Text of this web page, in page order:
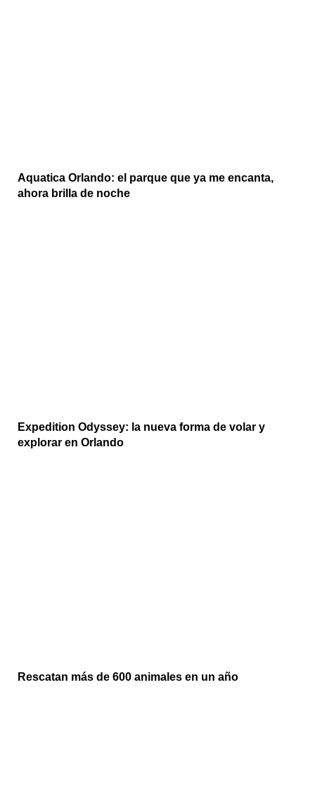
Aquatica Orlando: el parque que ya me encanta,
ahora brilla de noche
Expedition Odyssey: la nueva forma de volar y
explorar en Orlando
Rescatan más de 600 animales en un año